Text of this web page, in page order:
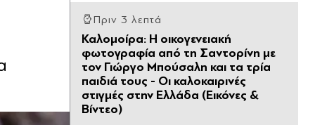
Πριν 3 λεπτά
Καλομοίρα: Η οικογενειακή
φωτογραφία από τη Σαντορίνη με
τον Γιώργο Μπούσαλη και τα τρία
παιδιά τους - Οι καλοκαιρινές
στιγμές στην Ελλάδα (Εικόνες &
Βίντεο)